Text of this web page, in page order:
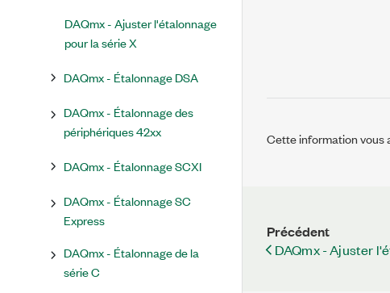
DAQmx - Ajuster l'étalonnage
pour la série X
DAQmx - Étalonnage DSA
DAQmx - Étalonnage des
périphériques 42xx
DAQmx - Étalonnage SCXI
DAQmx - Étalonnage SC
Express
DAQmx - Étalonnage de la
série C
Cette information vous
Précédent
DAQmx - Ajuster